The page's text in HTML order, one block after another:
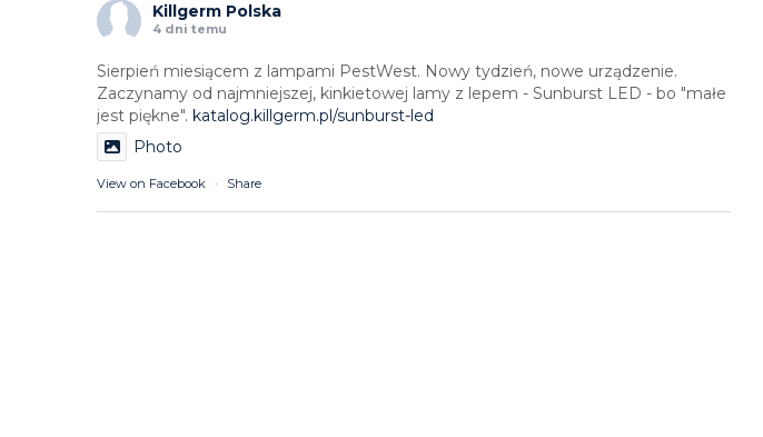
Killgerm Polska
4 dni temu
Sierpień miesiącem z lampami PestWest. Nowy tydzień, nowe urządzenie.
Zaczynamy od najmniejszej, kinkietowej lamy z lepem - Sunburst LED - bo "małe
jest piękne". katalog.killgerm.pl/sunburst-led
Photo
View on Facebook · Share